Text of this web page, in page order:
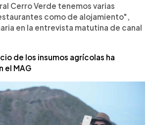
Cerro Verde tenemos varias
como de alojamiento",
en la entrevista matutina de canal
de los insumos agrícolas ha
el MAG